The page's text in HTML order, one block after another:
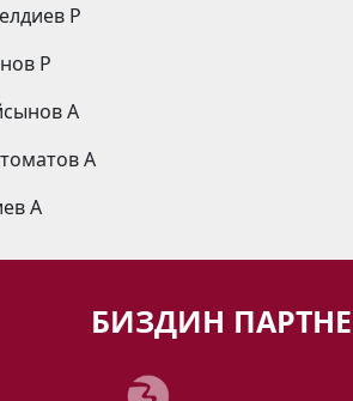
Р
Р
А
А
А
БИЗДИН